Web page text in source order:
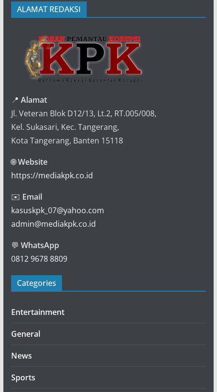
ALAMAT REDAKSI
📍 Alamat
Jl. Veteran Blok D12/13, Lt.2, RT.005/008,
Kel. Sukasari, Kec. Tangerang,
Kota Tangerang, Banten 15118
🌐Website
https://mediakpk.co.id
✉️ Email
kasuskpk_07@yahoo.com
admin@mediakpk.co.id
💬 WhatsApp
0812 9678 8809
Categories
Entertainment
General
News
Sports